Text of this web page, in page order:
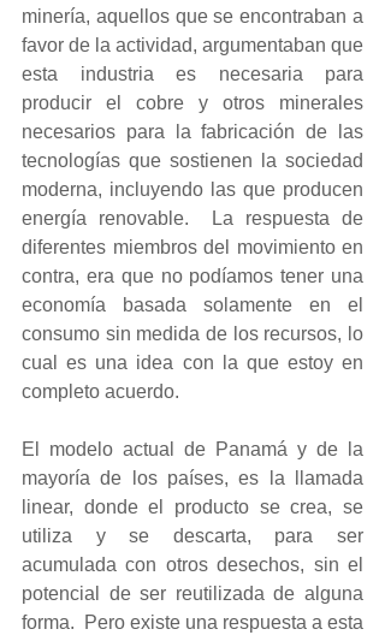
minería, aquellos que se encontraban a
favor de la actividad, argumentaban que
esta industria es necesaria para
producir el cobre y otros minerales
necesarios para la fabricación de las
tecnologías que sostienen la sociedad
moderna, incluyendo las que producen
energía renovable.  La respuesta de
diferentes miembros del movimiento en
contra, era que no podíamos tener una
economía basada solamente en el
consumo sin medida de los recursos, lo
cual es una idea con la que estoy en
completo acuerdo.
El modelo actual de Panamá y de la
mayoría de los países, es la llamada
linear, donde el producto se crea, se
utiliza y se descarta, para ser
acumulada con otros desechos, sin el
potencial de ser reutilizada de alguna
forma.  Pero existe una respuesta a esta